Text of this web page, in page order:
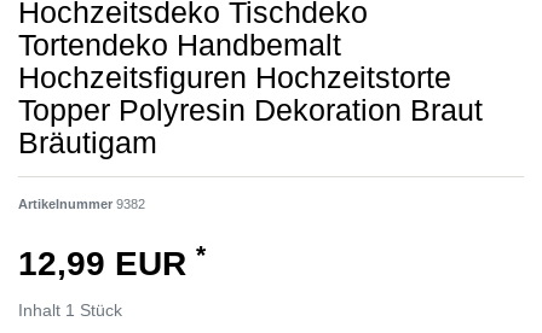
Hochzeitsdeko Tischdeko
Tortendeko Handbemalt
Hochzeitsfiguren Hochzeitstorte
Topper Polyresin Dekoration Braut
Bräutigam
Artikelnummer 9382
12,99 EUR *
Inhalt 1 Stück